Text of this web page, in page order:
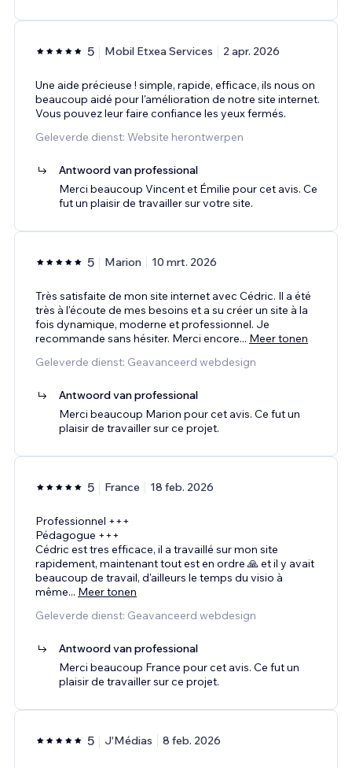
5 Mobil Etxea Services 2 apr. 2026
Une aide précieuse ! simple, rapide, efficace, ils nous on
beaucoup aidé pour l'amélioration de notre site internet.
Vous pouvez leur faire confiance les yeux fermés.
Geleverde dienst: Website herontwerpen
Antwoord van professional
Merci beaucoup Vincent et Émilie pour cet avis. Ce
fut un plaisir de travailler sur votre site.
5 Marion 10 mrt. 2026
Très satisfaite de mon site internet avec Cédric. Il a été
très à l'écoute de mes besoins et a su créer un site à la
fois dynamique, moderne et professionnel. Je
recommande sans hésiter. Merci encore... Meer tonen
Geleverde dienst: Geavanceerd webdesign
Antwoord van professional
Merci beaucoup Marion pour cet avis. Ce fut un
plaisir de travailler sur ce projet.
5 France 18 feb. 2026
Professionnel +++
Pédagogue +++
Cédric est tres efficace, il a travaillé sur mon site
rapidement, maintenant tout est en ordre 🙏 et il y avait
beaucoup de travail, d'ailleurs le temps du visio à
même... Meer tonen
Geleverde dienst: Geavanceerd webdesign
Antwoord van professional
Merci beaucoup France pour cet avis. Ce fut un
plaisir de travailler sur ce projet.
5 J'Médias 8 feb. 2026